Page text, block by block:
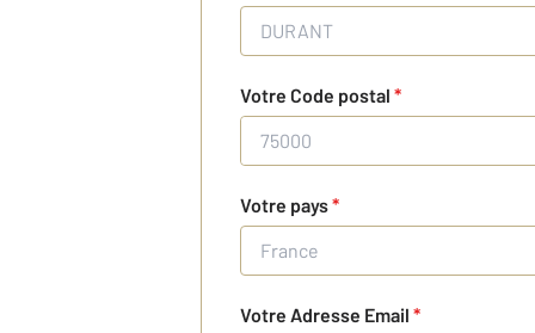
Votre Code postal *
Votre pays*
Votre Adresse Email *